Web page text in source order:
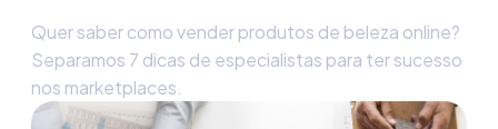
Quer saber como vender produtos de beleza online?
Separamos 7 dicas de especialistas para ter sucesso
nos marketplaces.